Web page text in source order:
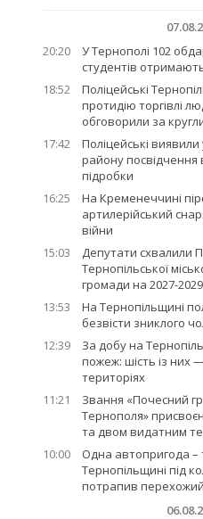
20:20
У Тернополі 102
студентів отримають
18:52
Поліцейські
протидію торгівлі
обговорили за
17:42
Поліцейські
району посвідчення
підробки
16:25
На Кременеччині
артилерійський
війни
15:03
Депутати схвалили
Тернопільської
громади на 2027-
13:53
На Тернопільщині
безвісти зниклого
12:39
За добу на
пожеж: шість із них
територіях
11:21
Звання «Почесний
Тернополя»
та двом видатним
10:00
Одна автопригода –
Тернопільщині під
потрапив перехожий